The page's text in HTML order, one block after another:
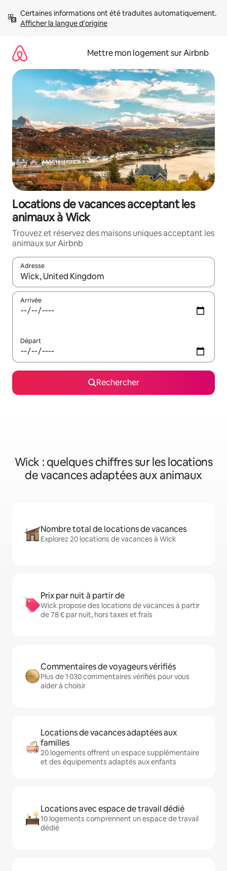
directement
Afficher la langue d'origine
Mettre mon logement sur Airbnb
Locations de vacances acceptant les
animaux à Wick
Trouvez et réservez des maisons uniques acceptant les
animaux sur Airbnb
Adresse
Lorsque les résultats s'affichent, utilisez les flèches vers le
Arrivée
Départ
Rechercher
Wick : quelques chiffres sur les locations
de vacances adaptées aux animaux
Nombre total de locations de vacances
Explorez 20 locations de vacances à Wick
Prix par nuit à partir de
Wick propose des locations de vacances à partir
de 78 € par nuit, hors taxes et frais
Commentaires de voyageurs vérifiés
Plus de 1 030 commentaires vérifiés pour vous
aider à choisir
Locations de vacances adaptées aux
familles
20 logements offrent un espace supplémentaire
et des équipements adaptés aux enfants
Locations avec espace de travail dédié
10 logements comprennent un espace de travail
dédié